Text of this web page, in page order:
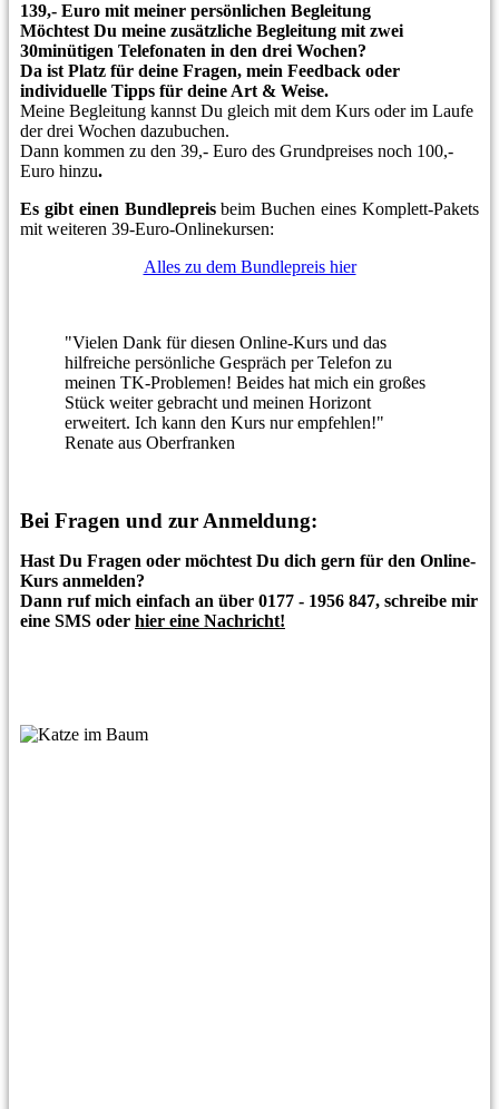
139,- Euro mit meiner persönlichen Begleitung
Möchtest Du meine zusätzliche Begleitung mit zwei
30minütigen Telefonaten in den drei Wochen?
Da ist Platz für deine Fragen, mein Feedback oder
individuelle Tipps für deine Art & Weise.
Meine Begleitung kannst Du gleich mit dem Kurs oder im Laufe
der drei Wochen dazubuchen.
Dann kommen zu den 39,- Euro des Grundpreises noch 100,-
Euro hinzu.
Es gibt einen Bundlepreis beim Buchen eines Komplett-Pakets
mit weiteren 39-Euro-Onlinekursen:
Alles zu dem Bundlepreis hier
"Vielen Dank für diesen Online-Kurs und das
hilfreiche persönliche Gespräch per Telefon zu
meinen TK-Problemen! Beides hat mich ein großes
Stück weiter gebracht und meinen Horizont
erweitert. Ich kann den Kurs nur empfehlen!"
Renate aus Oberfranken
Bei Fragen und zur Anmeldung:
Hast Du Fragen oder möchtest Du dich gern für den Online-
Kurs anmelden?
Dann ruf mich einfach an über 0177 - 1956 847, schreibe mir
eine SMS oder hier eine Nachricht!